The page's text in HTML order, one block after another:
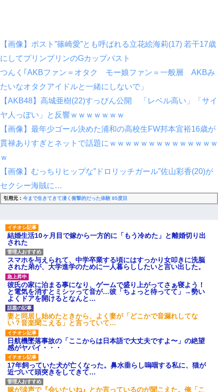
【画像】ポスト”篠崎愛”とも呼ばれる立花絵海莉(17) 若干17歳
にしてプリンプリンのGカップバスト
つんく｢AKBファン＝オタク モー娘ファン＝一般層 AKBみ
たいなオタクアイドルと一緒にしないで」
【AKB48】高城亜樹(22)すっぴん公開 「レベル高い」「サイ
ヤ人っぽい」と反響ｗｗｗｗｗｗｗ
【画像】最年少ゴール決めた浦和の高校生FW邦本宜裕16歳が
貫禄ありすぎとネットで話題にｗｗｗｗｗｗｗｗｗｗｗｗｗｗ
ｗ
【画像】むっちりヒップな”ドロリッチガール”佐山彩香(20)が
セクシー海賊に…
引用元： 今まで生きてきて凄く衝撃的だった体験 85度目
結婚生活10ヶ月目で嫁から一方的に「もう冷めた」と離婚切り出
された
スマホを与えられて、中学卒業する頃にはすっかり女叩きに洗脳
された弟が、大学進学のために一人暮らししたいと言い出した。
彼氏の家に泊まる事になり、ゲームで盛り上がってさぁ寝よう！
と電気を消すとミシッって音が…彼「ちょっと待ってて」→勢い
よくドアを開けるとなんと…
妻と同居し始めたときから、よく妻が「どこかで音漏れしてな
い？音楽聞こえる」と言っていて…
日航機墜落事故の「ここからは日本語で大丈夫ですよ〜」の絶望
感がヤバイ・・・
17年飼っていた犬が亡くなった。鼻水垂らし嗚咽する私に、猫が
近づいて頭突きをしてきて…
嫁が涙声で『会いたいね』とか言っているのが聞こえた。俺「こ